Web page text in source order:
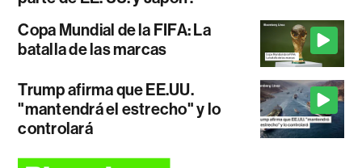
Copa Mundial de la FIFA: La
batalla de las marcas
Trump afirma que EE.UU.
"mantendrá el estrecho" y lo
controlará